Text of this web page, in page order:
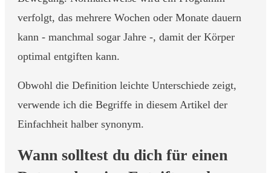
verfolgt, das mehrere Wochen oder Monate dauern
kann - manchmal sogar Jahre -, damit der Körper
optimal entgiften kann.
Obwohl die Definition leichte Unterschiede zeigt,
verwende ich die Begriffe in diesem Artikel der
Einfachheit halber synonym.
Wann solltest du dich für einen